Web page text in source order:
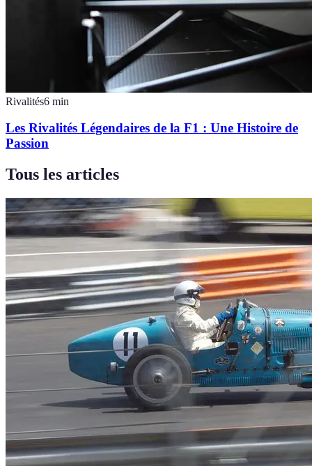
Rivalités6 min
Les Rivalités Légendaires de la F1 : Une Histoire de
Passion
Tous les articles